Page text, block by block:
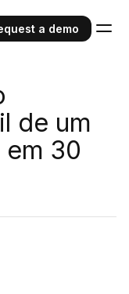
a demo
de um
em 30